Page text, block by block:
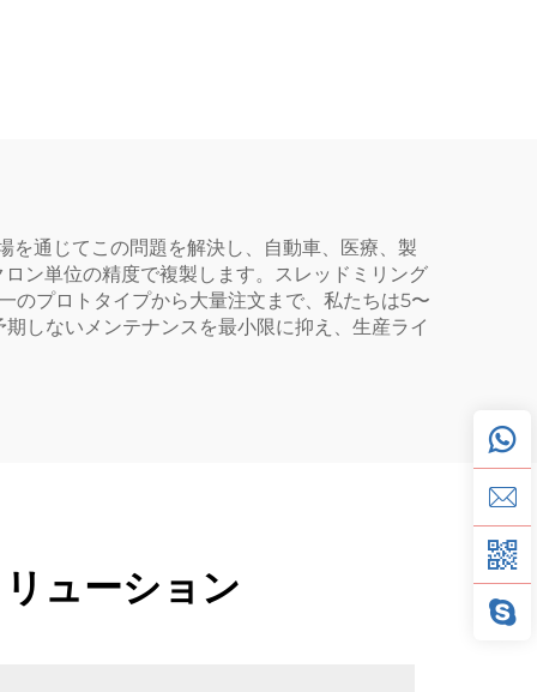
通じてこの問題を解決し、自動車、医療、製
ン単位の精度で複製します。スレッドミリング
のプロトタイプから大量注文まで、私たちは5〜
しないメンテナンスを最小限に抑え、生産ライ
ューション